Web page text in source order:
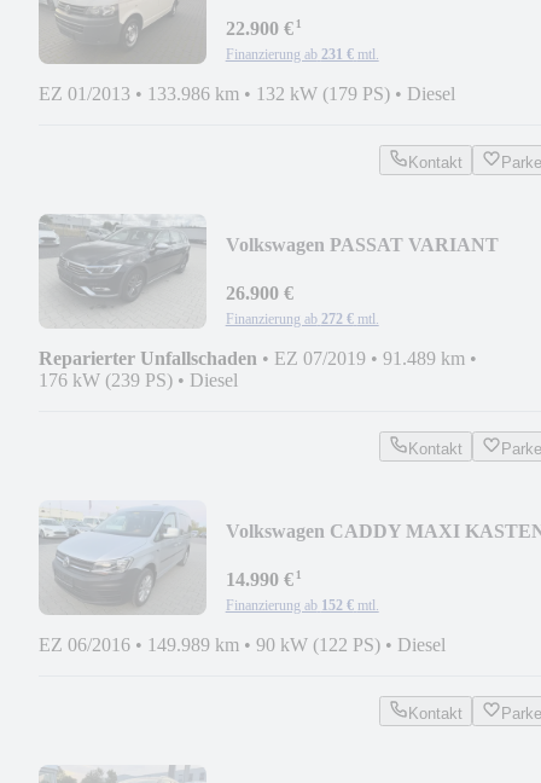
SITZE
22.900 €¹
Finanzierung ab 231 € mtl.
EZ 01/2013 • 133.986 km • 132 kW (179 PS) • Diesel
Kontakt
Volkswagen PASSAT VARIANT
PDC SHZ
26.900 €
Finanzierung ab 272 € mtl.
Reparierter Unfallschaden • EZ 07/2019 • 91.489 km •
176 kW (239 PS) • Diesel
Kontakt
Volkswagen CADDY MAXI
KLIMA
14.990 €¹
Finanzierung ab 152 € mtl.
EZ 06/2016 • 149.989 km • 90 kW (122 PS) • Diesel
Kontakt